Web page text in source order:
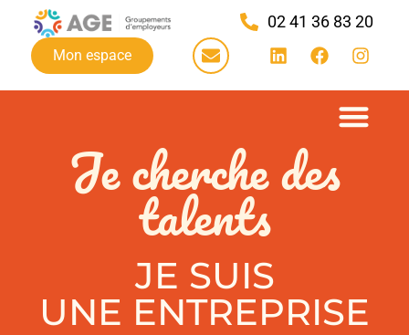
02 41 36 83 20
Mon espace
Je cherche des
talents
JE SUIS
UNE ENTREPRISE